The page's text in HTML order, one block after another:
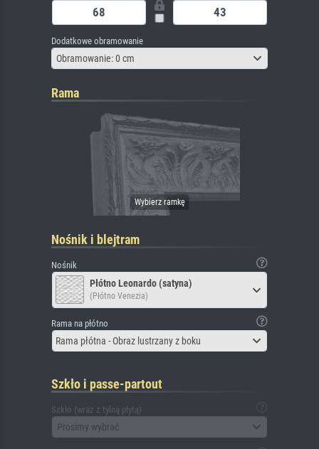
Dodatkowe obramowanie
Obramowanie: 0 cm
Rama
Nośnik i blejtram
Nośnik
Płótno Leonardo (satyna)
(Płótno Venezia)
Rama na płótno
Rama płótna - Obraz lustrzany z boku
Szkło i passe-partout
Szkło (wraz z tylną płytą)
Prosimy wybrać